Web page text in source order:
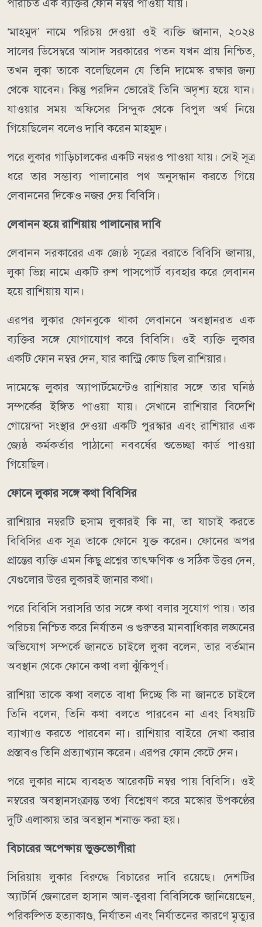
পরিচিত এক ব্যক্তির ফোন নম্বর পাওয়া যায়।
‘মাহমুদ’ নামে পরিচয় দেওয়া ওই ব্যক্তি জানান, ২০২৪
সালের ডিসেম্বরে আসাদ সরকারের পতন যখন প্রায় নিশ্চিত,
তখন লুকা তাকে বলেছিলেন যে তিনি দামেস্ক রক্ষার জন্য
থেকে যাবেন। কিন্তু পরদিন ভোরেই তিনি অদৃশ্য হয়ে যান।
যাওয়ার সময় অফিসের সিন্দুক থেকে বিপুল অর্থ নিয়ে
গিয়েছিলেন বলেও দাবি করেন মাহমুদ।
পরে লুকার গাড়িচালকের একটি নম্বরও পাওয়া যায়। সেই সূত্র
ধরে তার সম্ভাব্য পালানোর পথ অনুসন্ধান করতে গিয়ে
লেবাননের দিকেও নজর দেয় বিবিসি।
লেবানন হয়ে রাশিয়ায় পালানোর দাবি
লেবানন সরকারের এক জ্যেষ্ঠ সূত্রের বরাতে বিবিসি জানায়,
লুকা ভিন্ন নামে একটি রুশ পাসপোর্ট ব্যবহার করে লেবানন
হয়ে রাশিয়ায় যান।
এরপর লুকার ফোনবুকে থাকা লেবাননে অবস্থানরত এক
ব্যক্তির সঙ্গে যোগাযোগ করে বিবিসি। ওই ব্যক্তি লুকার
একটি ফোন নম্বর দেন, যার কান্ট্রি কোড ছিল রাশিয়ার।
দামেস্কে লুকার অ্যাপার্টমেন্টেও রাশিয়ার সঙ্গে তার ঘনিষ্ঠ
সম্পর্কের ইঙ্গিত পাওয়া যায়। সেখানে রাশিয়ার বিদেশি
গোয়েন্দা সংস্থার দেওয়া একটি পুরস্কার এবং রাশিয়ার এক
জ্যেষ্ঠ কর্মকর্তার পাঠানো নববর্ষের শুভেচ্ছা কার্ড পাওয়া
গিয়েছিল।
ফোনে লুকার সঙ্গে কথা বিবিসির
রাশিয়ার নম্বরটি হুসাম লুকারই কি না, তা যাচাই করতে
বিবিসির এক সূত্র তাকে ফোনে যুক্ত করেন। ফোনের অপর
প্রান্তের ব্যক্তি এমন কিছু প্রশ্নের তাৎক্ষণিক ও সঠিক উত্তর দেন,
যেগুলোর উত্তর লুকারই জানার কথা।
পরে বিবিসি সরাসরি তার সঙ্গে কথা বলার সুযোগ পায়। তার
পরিচয় নিশ্চিত করে নির্যাতন ও গুরুতর মানবাধিকার লঙ্ঘনের
অভিযোগ সম্পর্কে জানতে চাইলে লুকা বলেন, তার বর্তমান
অবস্থান থেকে ফোনে কথা বলা ঝুঁকিপূর্ণ।
রাশিয়া তাকে কথা বলতে বাধা দিচ্ছে কি না জানতে চাইলে
তিনি বলেন, তিনি কথা বলতে পারবেন না এবং বিষয়টি
ব্যাখ্যাও করতে পারবেন না। রাশিয়ার বাইরে দেখা করার
প্রস্তাবও তিনি প্রত্যাখ্যান করেন। এরপর ফোন কেটে দেন।
পরে লুকার নামে ব্যবহৃত আরেকটি নম্বর পায় বিবিসি। ওই
নম্বরের অবস্থানসংক্রান্ত তথ্য বিশ্লেষণ করে মস্কোর উপকণ্ঠের
দুটি এলাকায় তার অবস্থান শনাক্ত করা হয়।
বিচারের অপেক্ষায় ভুক্তভোগীরা
সিরিয়ায় লুকার বিরুদ্ধে বিচারের দাবি রয়েছে। দেশটির
অ্যাটর্নি জেনারেল হাসান আল-তুরবা বিবিসিকে জানিয়েছেন,
পরিকল্পিত হত্যাকাণ্ড, নির্যাতন এবং নির্যাতনের কারণে মৃত্যুর